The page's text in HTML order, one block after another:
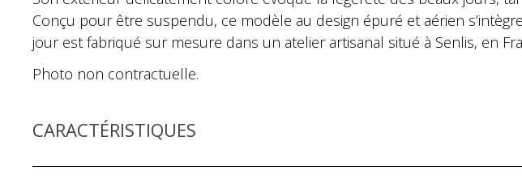
Conçu pour être suspendu, ce modèle au design épuré et aérien
jour est fabriqué sur mesure dans un atelier artisanal situé à Senlis, en
Photo non contractuelle.
CARACTÉRISTIQUES